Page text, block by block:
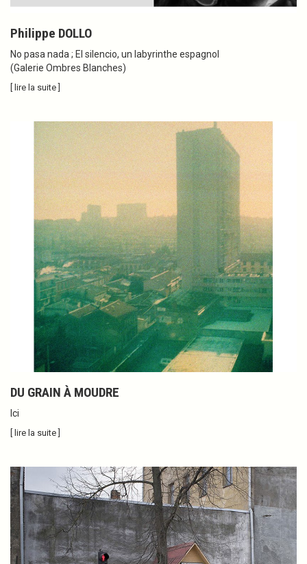
Philippe DOLLO
No pasa nada ; El silencio, un labyrinthe espagnol
(Galerie Ombres Blanches)
[ lire la suite ]
DU GRAIN À MOUDRE
Ici
[ lire la suite ]